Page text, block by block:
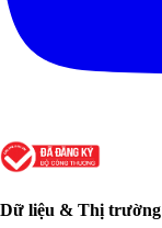
Dữ liệu & Thị trường